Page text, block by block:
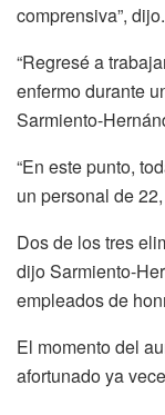
comprensiva”, dijo.
“Regresé a
enfermo durante
Sarmiento-
“En este punto,
un personal de
Dos de los tres
dijo Sarmiento-
empleados de
El momento del
afortunado ya